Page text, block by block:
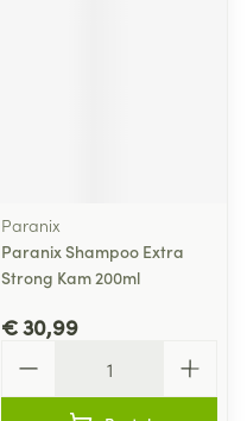
Paranix
Paranix Shampoo Extra
Strong Kam 200ml
€ 30,99